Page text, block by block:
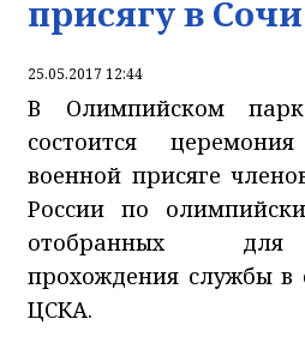
присягу в Сочи
25.05.2017 12:44
В Олимпийском
состоится
военной присяге
России по
отобранных для
прохождения службы в
ЦСКА.